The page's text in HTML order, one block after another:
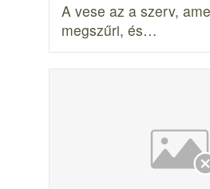
A vese az a szerv,
megszűri, és…